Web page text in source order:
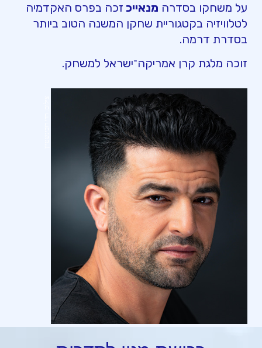
על משחקו בסדרה מנאייכ זכה בפרס האקדמיה
לטלוויזיה בקטגוריית שחקן המשנה הטוב ביותר
בסדרת דרמה.
זוכה מלגת קרן אמריקה־ישראל למשחק.